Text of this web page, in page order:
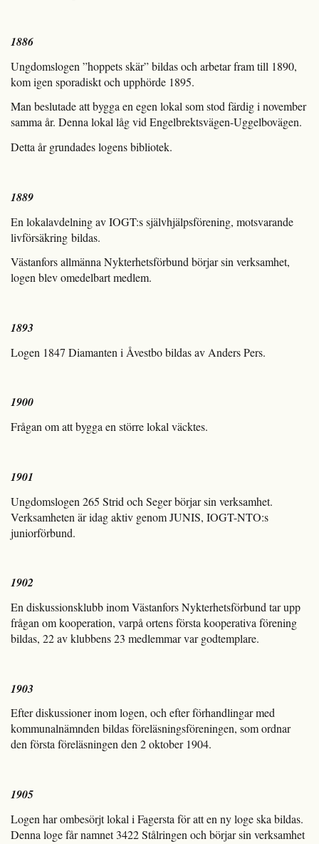
1886
Ungdomslogen ”hoppets skär” bildas och arbetar fram till 1890,
kom igen sporadiskt och upphörde 1895.
Man beslutade att bygga en egen lokal som stod färdig i november
samma år. Denna lokal låg vid Engelbrektsvägen-Uggelbovägen.
Detta år grundades logens bibliotek.
1889
En lokalavdelning av IOGT:s självhjälpsförening, motsvarande
livförsäkring bildas.
Västanfors allmänna Nykterhetsförbund börjar sin verksamhet,
logen blev omedelbart medlem.
1893
Logen 1847 Diamanten i Åvestbo bildas av Anders Pers.
1900
Frågan om att bygga en större lokal väcktes.
1901
Ungdomslogen 265 Strid och Seger börjar sin verksamhet.
Verksamheten är idag aktiv genom JUNIS, IOGT-NTO:s
juniorförbund.
1902
En diskussionsklubb inom Västanfors Nykterhetsförbund tar upp
frågan om kooperation, varpå ortens första kooperativa förening
bildas, 22 av klubbens 23 medlemmar var godtemplare.
1903
Efter diskussioner inom logen, och efter förhandlingar med
kommunalnämnden bildas föreläsningsföreningen, som ordnar
den första föreläsningen den 2 oktober 1904.
1905
Logen har ombesörjt lokal i Fagersta för att en ny loge ska bildas.
Denna loge får namnet 3422 Stålringen och börjar sin verksamhet